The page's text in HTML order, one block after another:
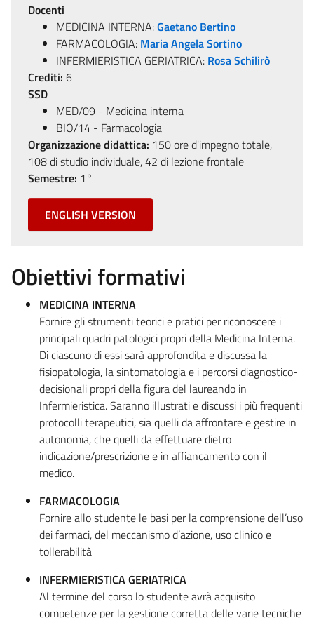
Docenti
MEDICINA INTERNA:Gaetano Bertino
FARMACOLOGIA: Maria Angela Sortino
INFERMIERISTICA GERIATRICA: Rosa Schilirò
Crediti: 6
SSD
MED/09 - Medicina interna
BIO/14 - Farmacologia
Organizzazione didattica: 150 ore d'impegno totale,
108 di studio individuale, 42 di lezione frontale
Semestre: 1°
ENGLISH VERSION
Obiettivi formativi
MEDICINA INTERNA
Fornire gli strumenti teorici e pratici per riconoscere i
principali quadri patologici propri della Medicina Interna.
Di ciascuno di essi sarà approfondita e discussa la
fisiopatologia, la sintomatologia e i percorsi diagnostico-
decisionali propri della figura del laureando in
Infermieristica. Saranno illustrati e discussi i più frequenti
protocolli terapeutici, sia quelli da affrontare e gestire in
autonomia, che quelli da effettuare dietro
indicazione/prescrizione e in affiancamento con il
medico.
FARMACOLOGIA
Fornire allo studente le basi per la comprensione dell’uso
dei farmaci, del meccanismo d’azione, uso clinico e
tollerabilità
INFERMIERISTICA GERIATRICA
Al termine del corso lo studente avrà acquisito
competenze per la gestione corretta delle varie tecniche